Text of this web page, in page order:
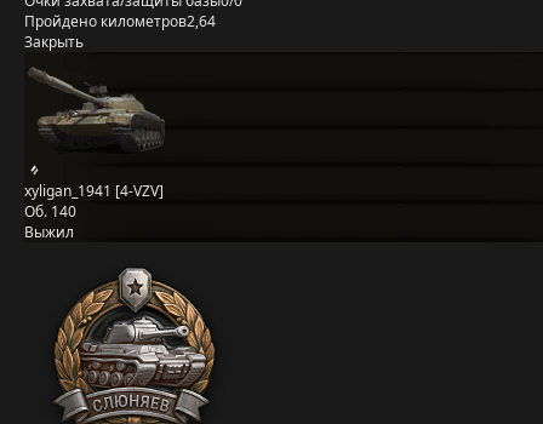
Пройдено километров2,64
Закрыть
xyligan_1941 [4-VZV]
Об. 140
Выжил